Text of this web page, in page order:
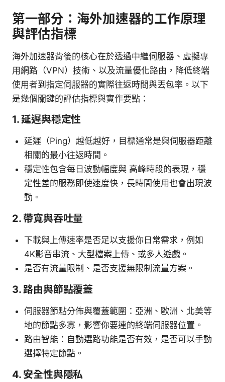
第一部分：海外加速器的工作原理
與評估指標
海外加速器背後的核心在於透過中繼伺服器、虛擬專
用網路（VPN）技術、以及流量優化路由，降低終端
使用者到指定伺服器的實際往返時間與丟包率。以下
是幾個關鍵的評估指標與實作要點：
1. 延遲與穩定性
延遲（Ping）越低越好，目標通常是與伺服器距離
相關的最小往返時間。
穩定性包含每日波動幅度與 高峰時段的表現，穩
定性差的服務即使速度快，長時間使用也會出現波
動。
2. 帶寬與吞吐量
下載與上傳速率是否足以支援你日常需求，例如
4K影音串流、大型檔案上傳、或多人遊戲。
是否有流量限制、是否支援無限制流量方案。
3. 路由與節點覆蓋
伺服器節點分佈與覆蓋範圍：亞洲、歐洲、北美等
地的節點多寡，影響你要連的終端伺服器位置。
路由智能：自動選路功能是否有效，是否可以手動
選擇特定節點。
4. 安全性與隱私